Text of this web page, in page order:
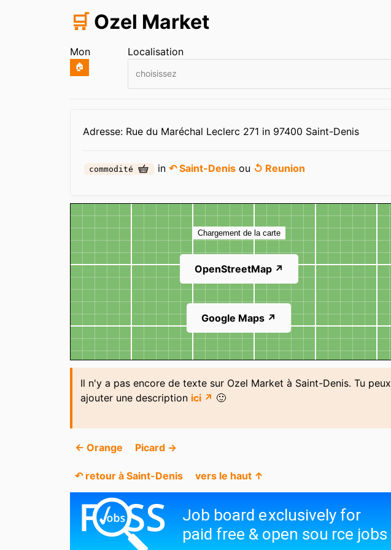
🛒 Ozel Market
Mon
🏠
Localisation
choisissez
Adresse: Rue du Maréchal Leclerc 271 in 97400 Saint-Denis
commodité in↶ Saint-Denis ou ↺ Reunion
Carte
Chargement de la carte
OpenStreetMap ↗
Google Maps ↗
Il n'y a pas encore de texte sur Ozel Market à Saint-Denis. Tu peux
ajouter une description ici ↗ 🙂
← Orange Picard →
↶ retour à Saint-Denis vers le haut ↑